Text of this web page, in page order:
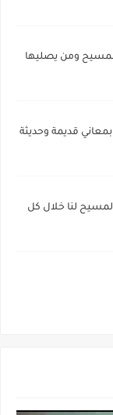
ومن يصليها
قديمة وحديثة
لنا خلال كل